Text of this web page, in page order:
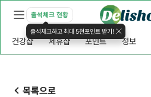
출석체크 현황
출석체크하고 최대 5천포인트 받기!
건강샵 제휴샵 포인트 정보
목록으로